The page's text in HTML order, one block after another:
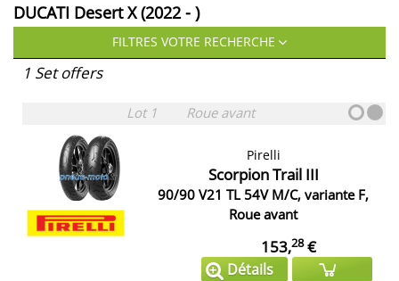
DUCATI Desert X (2022 - )
FILTRES VOTRE RECHERCHE
1 Set offers
Lot 1 Roue avant
Pirelli
Scorpion Trail III
90/90 V21 TL 54V M/C, variante F,
Roue avant
153,28€
Détails